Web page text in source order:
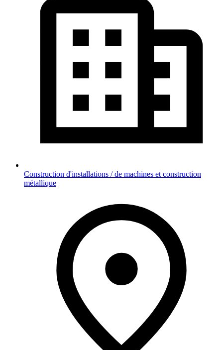
Construction d'installations / de machines et construction
métallique